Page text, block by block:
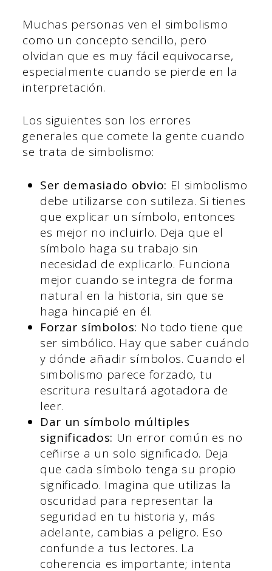
Muchas personas ven el simbolismo
como un concepto sencillo, pero
olvidan que es muy fácil equivocarse,
especialmente cuando se pierde en la
interpretación.
Los siguientes son los errores
generales que comete la gente cuando
se trata de simbolismo:
Ser demasiado obvio: El simbolismo
debe utilizarse con sutileza. Si tienes
que explicar un símbolo, entonces
es mejor no incluirlo. Deja que el
símbolo haga su trabajo sin
necesidad de explicarlo. Funciona
mejor cuando se integra de forma
natural en la historia, sin que se
haga hincapié en él.
Forzar símbolos: No todo tiene que
ser simbólico. Hay que saber cuándo
y dónde añadir símbolos. Cuando el
simbolismo parece forzado, tu
escritura resultará agotadora de
leer.
Dar un símbolo múltiples
significados: Un error común es no
ceñirse a un solo significado. Deja
que cada símbolo tenga su propio
significado. Imagina que utilizas la
oscuridad para representar la
seguridad en tu historia y, más
adelante, cambias a peligro. Eso
confunde a tus lectores. La
coherencia es importante; intenta